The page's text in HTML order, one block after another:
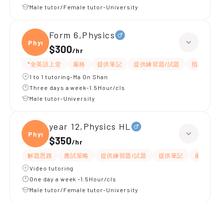
Male tutor/Female tutor-University
Physi
Form 6,Physics
$300/hr
*全英語上堂 嚴格 提供筆記 提供練習題/試題
指導功課
1 to 1 tutoring-Ma On Shan
Three days a week-1.5Hour/cls
Male tutor-University
Physi
year 12,Physics HL
$350/hr
解題思路 應試策略 提供練習題/試題 提供筆記 嚴格
Video tutoring
One day a week -1.5Hour/cls
Male tutor/Female tutor-University